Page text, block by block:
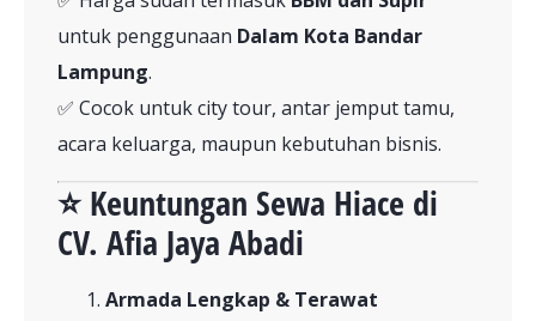
untuk penggunaan Dalam Kota Bandar
Lampung.
✅ Cocok untuk city tour, antar jemput tamu,
acara keluarga, maupun kebutuhan bisnis.
⭐ Keuntungan Sewa Hiace di
CV. Afia Jaya Abadi
Armada Lengkap & Terawat